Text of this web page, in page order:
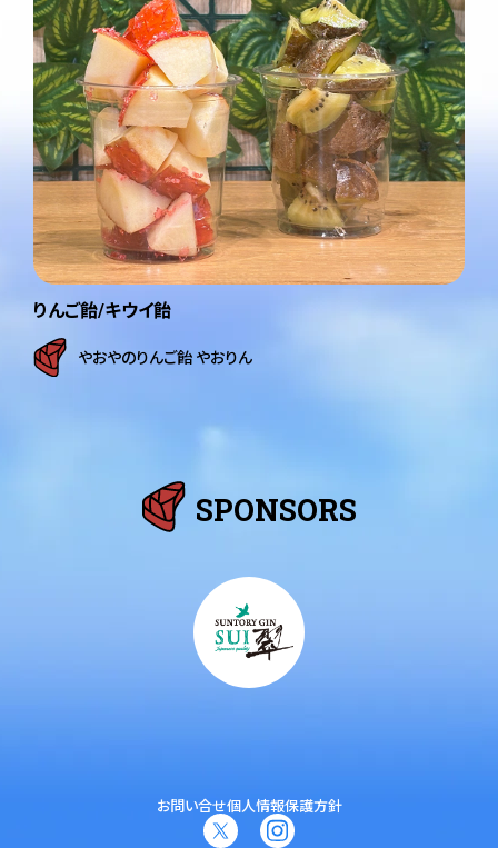
りんご飴/キウイ飴
やおやのりんご飴 やおりん
SPONSORS
お問い合せ個人情報保護方針